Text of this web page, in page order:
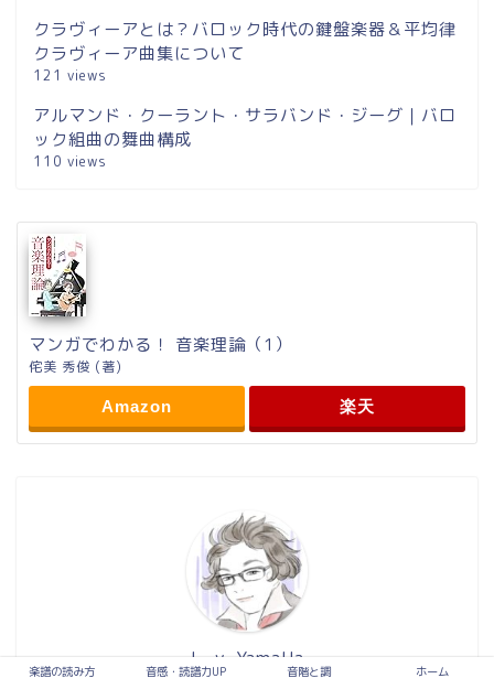
クラヴィーアとは？バロック時代の鍵盤楽器＆平均律
クラヴィーア曲集について
121 views
アルマンド・クーラント・サラバンド・ジーグ｜バロ
ック組曲の舞曲構成
110 views
マンガでわかる！ 音楽理論（1）
侘美 秀俊 (著)
Amazon 楽天
L. v. YamaHa
楽譜の読み方 音感・読譜力UP 音階と調 ホーム